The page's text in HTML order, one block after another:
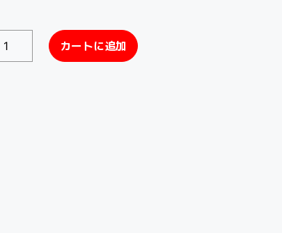
カートに追加